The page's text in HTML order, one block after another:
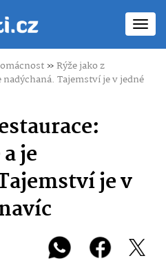
»Rýže jako z
nadýchaná. Tajemství je v jedné
je
je v